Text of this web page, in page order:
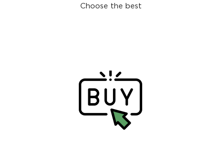
Choose the best